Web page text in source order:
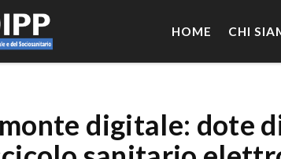
HOME CHI
digitale: dote